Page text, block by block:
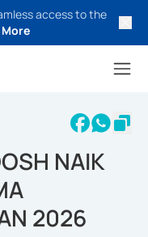
access to the
NAIK
2026